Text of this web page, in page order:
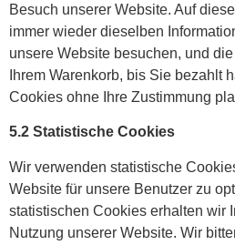
Besuch unserer Website. Auf
immer wieder dieselben
unsere Website besuchen, und
Ihrem Warenkorb, bis Sie bezahlt
Cookies ohne Ihre Zustimmung
5.2 Statistische Cookies
Wir verwenden statistische
Website für unsere Benutzer zu
statistischen Cookies erhalten wir
Nutzung unserer Website. Wir